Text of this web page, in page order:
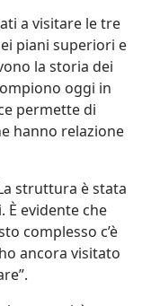
a visitare le tre
piani superiori e
la storia dei
oggi in
permette di
hanno relazione
struttura è stata
È evidente che
complesso c’è
ancora visitato